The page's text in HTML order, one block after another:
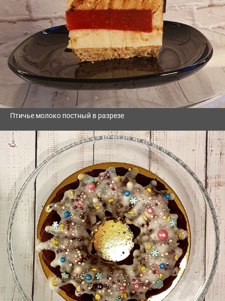
Птичье молоко постный в разрезе